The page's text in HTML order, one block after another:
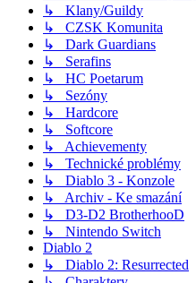
↳ Klany/Guildy
↳ CZSK Komunita
↳ Dark Guardians
↳ Serafins
↳ HC Poetarum
↳ Sezóny
↳ Hardcore
↳ Softcore
↳ Achievementy
↳ Technické problémy
↳ Diablo 3 - Konzole
↳ Archiv - Ke smazání
↳ D3-D2 BrotherhooD
↳ Nintendo Switch
Diablo 2
↳ Diablo 2: Resurrected